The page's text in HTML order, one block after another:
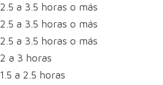
2.5 a 3.5 horas o más
2.5 a 3.5 horas o más
2.5 a 3.5 horas o más
2 a 3 horas
1.5 a 2.5 horas